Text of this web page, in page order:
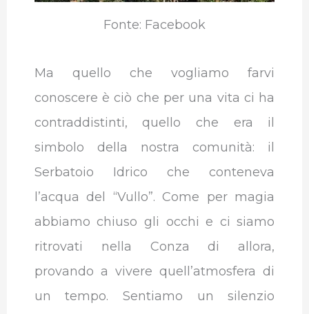
Fonte: Facebook
Ma quello che vogliamo farvi
conoscere è ciò che per una vita ci ha
contraddistinti, quello che era il
simbolo della nostra comunità: il
Serbatoio Idrico che conteneva
l’acqua del “Vullo”. Come per magia
abbiamo chiuso gli occhi e ci siamo
ritrovati nella Conza di allora,
provando a vivere quell’atmosfera di
un tempo. Sentiamo un silenzio